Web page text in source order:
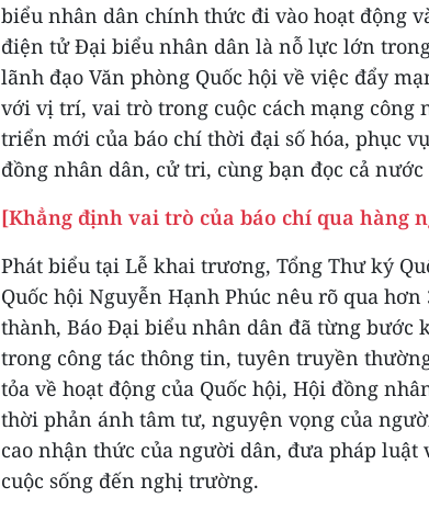
biểu nhân dân chính thức đi vào hoạt động
điện tử Đại biểu nhân dân là nỗ lực lớn
lãnh đạo Văn phòng Quốc hội về việc đẩy
với vị trí, vai trò trong cuộc cách mạng công
triển mới của báo chí thời đại số hóa, phục
đồng nhân dân, cử tri, cùng bạn đọc cả
[Khẳng định vai trò của báo chí qua hàng
Phát biểu tại Lễ khai trương, Tổng Thư ký
Quốc hội Nguyễn Hạnh Phúc nêu rõ qua
thành, Báo Đại biểu nhân dân đã từng bước
trong công tác thông tin, tuyên truyền
tỏa về hoạt động của Quốc hội, Hội đồng
thời phản ánh tâm tư, nguyện vọng của
cao nhận thức của người dân, đưa pháp luật
cuộc sống đến nghị trường.